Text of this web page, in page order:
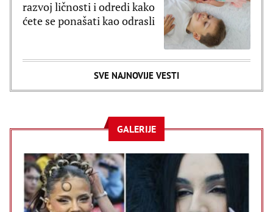
razvoj ličnosti i odredi kako
ćete se ponašati kao odrasli
SVE NAJNOVIJE VESTI
GALERIJE